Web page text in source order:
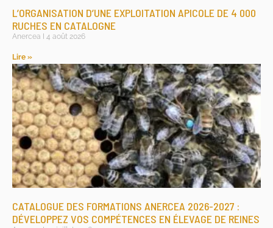
L’ORGANISATION D’UNE EXPLOITATION APICOLE DE 4 000
RUCHES EN CATALOGNE
Anercea 4 août 2026
Lire »
CATALOGUE DES FORMATIONS ANERCEA 2026-2027 :
DÉVELOPPEZ VOS COMPÉTENCES EN ÉLEVAGE DE REINES